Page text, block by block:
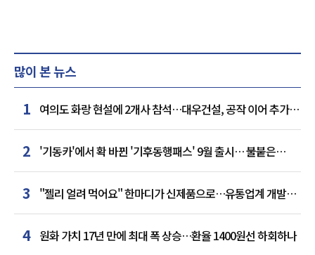
많이 본 뉴스
1 여의도 화랑 현설에 2개사 참석…대우건설, 공작 이어 추가
거점 확보하나
2 '기동카'에서 확 바뀐 '기후동행패스' 9월 출시… 불붙은
카드사 경쟁
3
"젤리 얼려 먹어요" 한마디가 신제품으로…유통업계 개발실
된 SNS
4 원화 가치 17년 만에 최대 폭 상승…환율 1400원선 하회하나